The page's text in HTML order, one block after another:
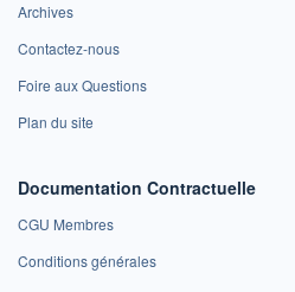
Archives
Contactez-nous
Foire aux Questions
Plan du site
Documentation Contractuelle
CGU Membres
Conditions générales